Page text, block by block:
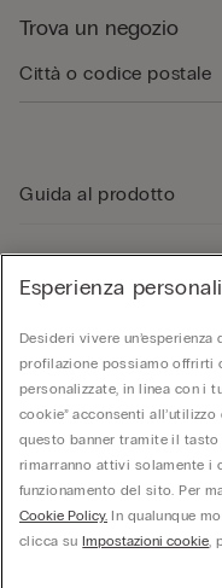
Trova un negozio
Guida al prodotto
Area Legale
Corporate
© Calzedonia S.p.A | P.iva
Umberto Primo n. 5/3 | Cod. Fisc. e
direzione e coordinamento di
Esperienza
Desideri vivere
profilazione possiamo offrirti
personalizzate, in linea con i
cookie” acconsenti
questo banner tramite il tasto
rimarranno attivi solamente i
funzionamento del sito. Per
Cookie Policy. In qualunque
clicca suImpostazioni cookie,